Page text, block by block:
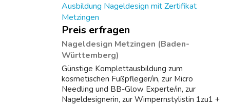
Ausbildung Nageldesign mit Zertifikat
Metzingen
Preis erfragen
Nageldesign Metzingen (Baden-
Württemberg)
Günstige Komplettausbildung zum
kosmetischen Fußpfleger/in, zur Micro
Needling und BB-Glow Experte/in, zur
Nageldesignerin, zur Wimpernstylistin 1zu1 +